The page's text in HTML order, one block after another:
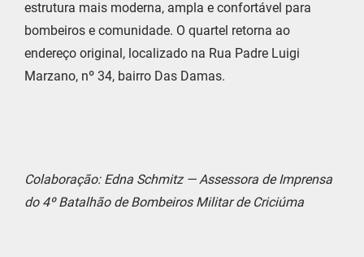
estrutura mais moderna, ampla e confortável para
bombeiros e comunidade. O quartel retorna ao
endereço original, localizado na Rua Padre Luigi
Marzano, nº 34, bairro Das Damas.
Colaboração: Edna Schmitz — Assessora de Imprensa
do 4º Batalhão de Bombeiros Militar de Criciúma